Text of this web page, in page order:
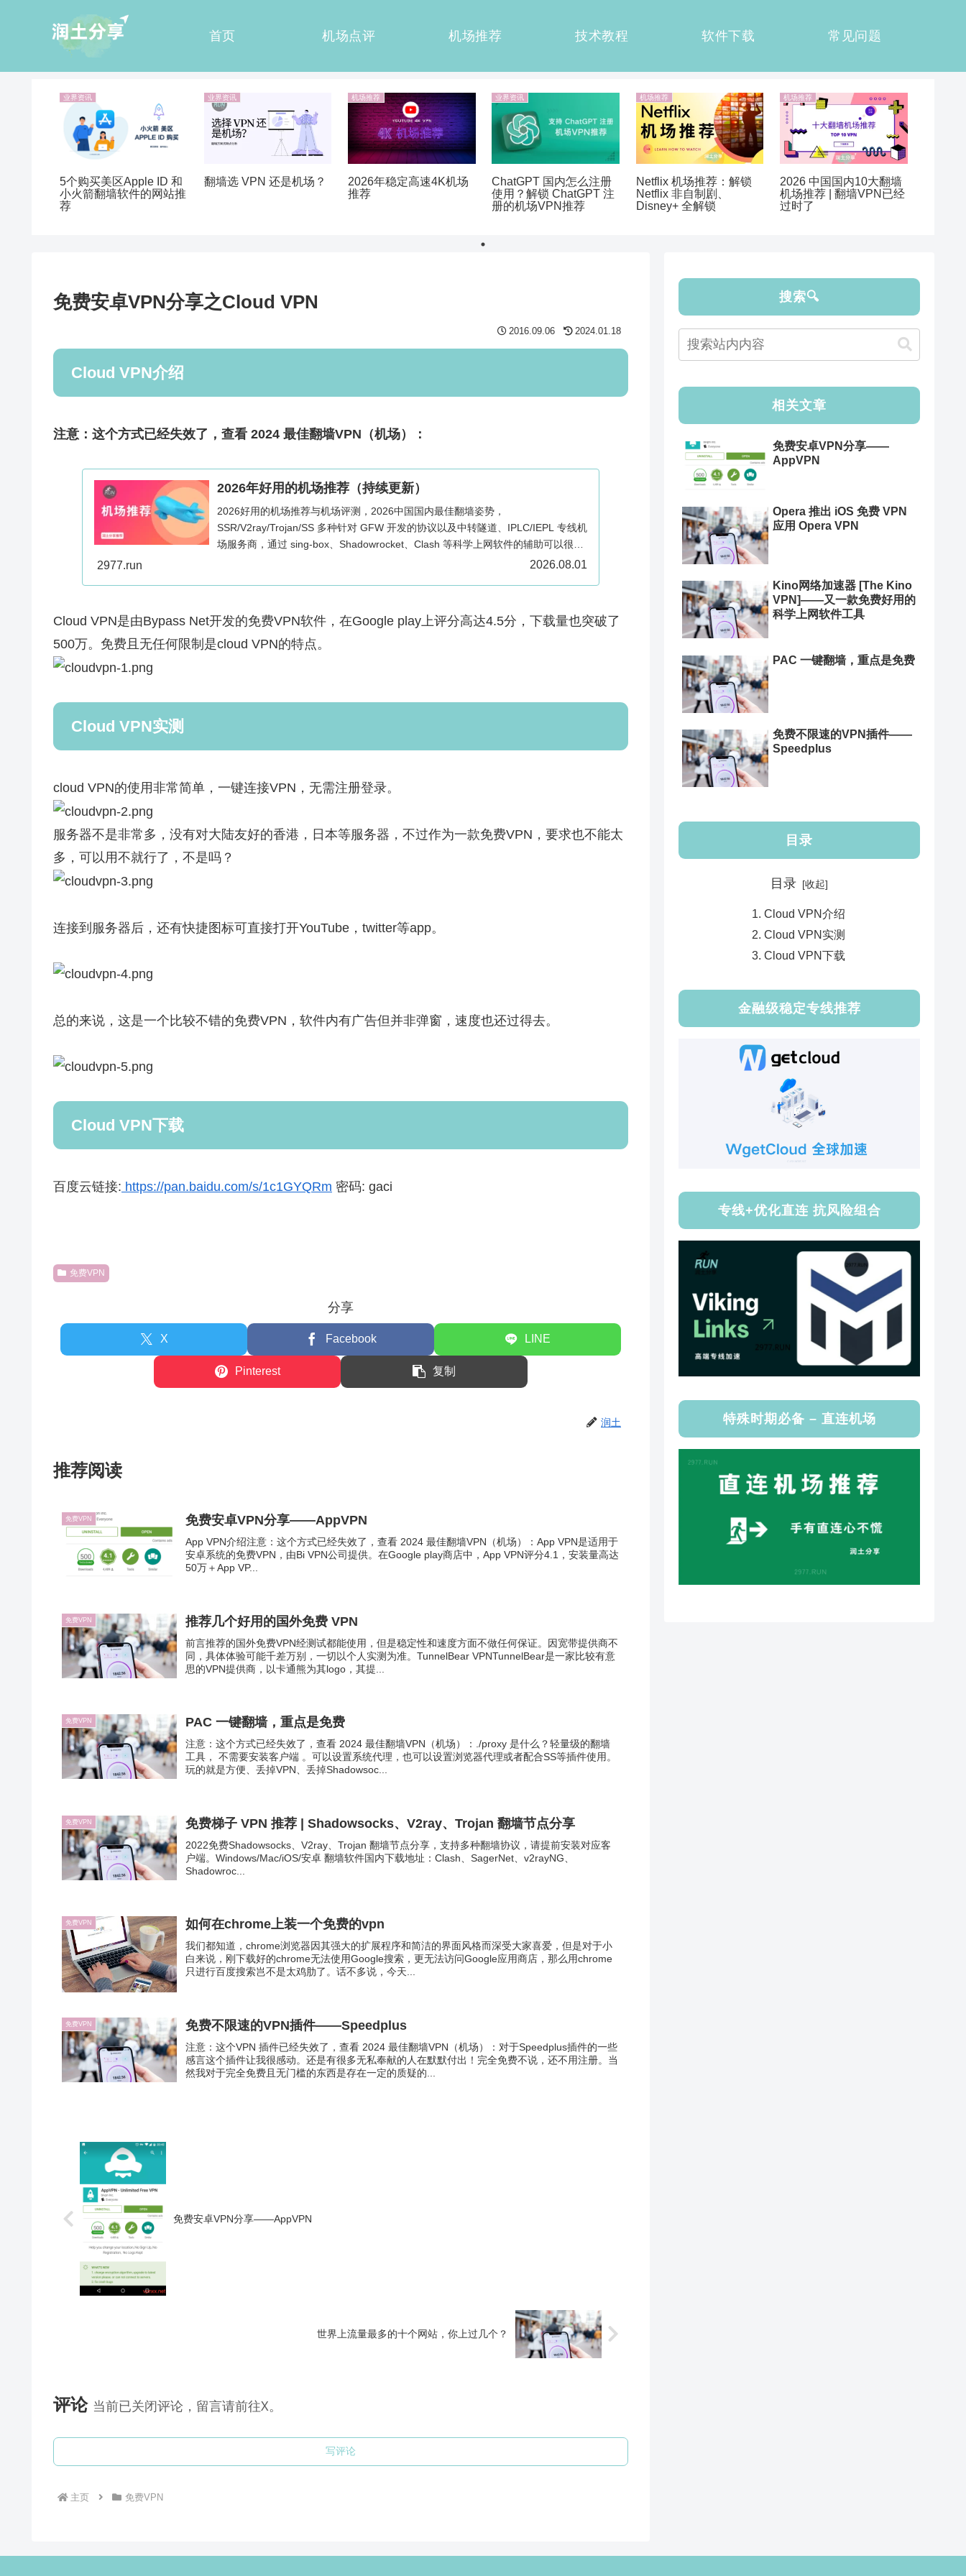
首页 机场点评 机场推荐 技术教程 软件下载 常见问题
业界资讯
5个购买美区Apple ID 和
小火箭翻墙软件的网站推
荐
业界资讯
翻墙选 VPN 还是机场？
机场推荐
2026年稳定高速4K机场
推荐
业界资讯
ChatGPT 国内怎么注册
使用？解锁 ChatGPT 注
册的机场VPN推荐
机场推荐
Netflix 机场推荐：解锁
Netflix 非自制剧、
Disney+ 全解锁
机场推荐
2026 中国国内10大翻墙
机场推荐 | 翻墙VPN已经
过时了
免费安卓VPN分享之Cloud VPN
2016.09.06 2024.01.18
Cloud VPN介绍
注意：这个方式已经失效了，查看 2024 最佳翻墙VPN（机场）：
2026年好用的机场推荐（持续更新）
2026好用的机场推荐与机场评测，2026中国国内最佳翻墙姿势，
SSR/V2ray/Trojan/SS 多种针对 GFW 开发的协议以及中转隧道、IPLC/IEPL 专线机
场服务商，通过 sing-box、Shadowrocket、Clash 等科学上网软件的辅助可以很好
的帮助访问海外网络，Windows、Mac、Android、iOS、Apple TV 和路由器多端适
2977.run 2026.08.01
Cloud VPN是由Bypass Net开发的免费VPN软件，在Google play上评分高达4.5分，下载量也突破了
500万。免费且无任何限制是cloud VPN的特点。
Cloud VPN实测
cloud VPN的使用非常简单，一键连接VPN，无需注册登录。
服务器不是非常多，没有对大陆友好的香港，日本等服务器，不过作为一款免费VPN，要求也不能太
多，可以用不就行了，不是吗？
连接到服务器后，还有快捷图标可直接打开YouTube，twitter等app。
总的来说，这是一个比较不错的免费VPN，软件内有广告但并非弹窗，速度也还过得去。
Cloud VPN下载
百度云链接: https://pan.baidu.com/s/1c1GYQRm 密码: gaci
免费VPN
分享
X Facebook LINE
Pinterest 复制
润土
推荐阅读
免费VPN 免费安卓VPN分享——AppVPN
App VPN介绍注意：这个方式已经失效了，查看 2024 最佳翻墙VPN（机场）：App VPN是适用于
安卓系统的免费VPN，由Bi VPN公司提供。在Google play商店中，App VPN评分4.1，安装量高达
50万＋App VP...
免费VPN 推荐几个好用的国外免费 VPN
前言推荐的国外免费VPN经测试都能使用，但是稳定性和速度方面不做任何保证。因宽带提供商不
同，具体体验可能千差万别，一切以个人实测为准。TunnelBear VPNTunnelBear是一家比较有意
思的VPN提供商，以卡通熊为其logo，其提...
免费VPN PAC 一键翻墙，重点是免费
注意：这个方式已经失效了，查看 2024 最佳翻墙VPN（机场）：./proxy 是什么？轻量级的翻墙
工具， 不需要安装客户端 。可以设置系统代理，也可以设置浏览器代理或者配合SS等插件使用。
玩的就是方便、丢掉VPN、丢掉Shadowsoc...
免费VPN 免费梯子 VPN 推荐 | Shadowsocks、V2ray、Trojan 翻墙节点分享
2022免费Shadowsocks、V2ray、Trojan 翻墙节点分享，支持多种翻墙协议，请提前安装对应客
户端。Windows/Mac/iOS/安卓 翻墙软件国内下载地址：Clash、SagerNet、v2rayNG、
Shadowroc...
免费VPN 如何在chrome上装一个免费的vpn
我们都知道，chrome浏览器因其强大的扩展程序和简洁的界面风格而深受大家喜爱，但是对于小
白来说，刚下载好的chrome无法使用Google搜索，更无法访问Google应用商店，那么用chrome
只进行百度搜索岂不是太鸡肋了。话不多说，今天...
免费VPN 免费不限速的VPN插件——Speedplus
注意：这个VPN 插件已经失效了，查看 2024 最佳翻墙VPN（机场）：对于Speedplus插件的一些
感言这个插件让我很感动。还是有很多无私奉献的人在默默付出！完全免费不说，还不用注册。当
然我对于完全免费且无门槛的东西是存在一定的质疑的...
免费安卓VPN分享——AppVPN
世界上流量最多的十个网站，你上过几个？
评论 当前已关闭评论，留言请前往X。
写评论
主页 免费VPN
搜索🔍
相关文章
免费安卓VPN分享——
AppVPN
Opera 推出 iOS 免费 VPN
应用 Opera VPN
Kino网络加速器 [The Kino
VPN]——又一款免费好用的
科学上网软件工具
PAC 一键翻墙，重点是免费
免费不限速的VPN插件——
Speedplus
目录
目录
Cloud VPN介绍
Cloud VPN实测
Cloud VPN下载
金融级稳定专线推荐
专线+优化直连 抗风险组合
特殊时期必备 – 直连机场